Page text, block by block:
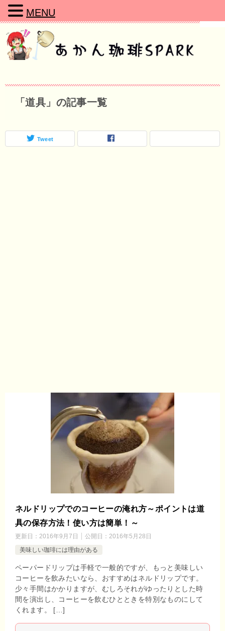
「道具」の記事一覧
Tweet
ネルドリップでのコーヒーの淹れ方～ポイントは道
具の保存方法！使い方は簡単！～
更新日： 2016年9月7日 公開日： 2016年5月28日
美味しい珈琲には理由がある
ペーパードリップは手軽で一般的ですが、もっと美味しい
コーヒーを飲みたいなら、おすすめはネルドリップです。
少々手間はかかりますが、むしろそれがゆったりとした時
間を演出し、コーヒーを飲むひとときを特別なものにして
くれます。 […]
MENU